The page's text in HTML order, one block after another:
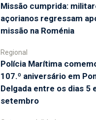
Missão cumprida:
açorianos regressam
missão na Roménia
Regional
Polícia Marítima
107.º aniversário em
Delgada entre os dias 5
setembro